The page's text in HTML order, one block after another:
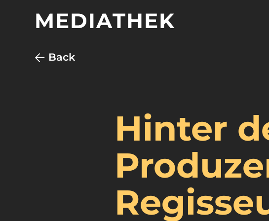
MEDIATHEK
Back
Hinter